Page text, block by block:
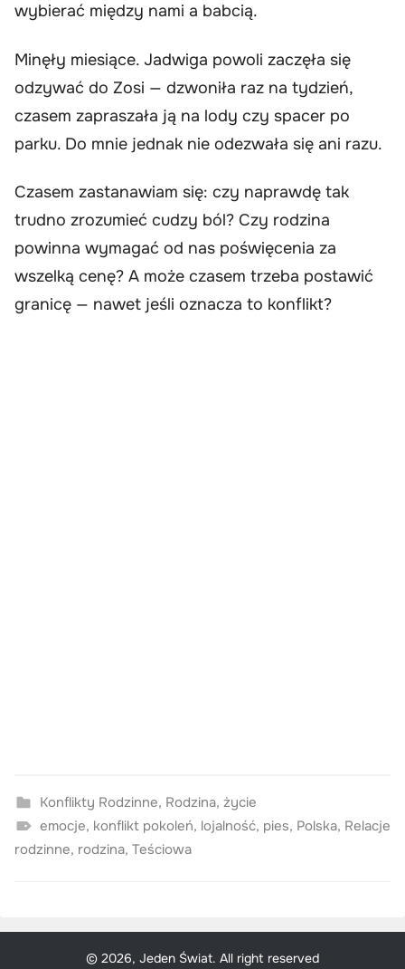
wybierać między nami a babcią.
Minęły miesiące. Jadwiga powoli zaczęła się
odzywać do Zosi — dzwoniła raz na tydzień,
czasem zapraszała ją na lody czy spacer po
parku. Do mnie jednak nie odezwała się ani razu.
Czasem zastanawiam się: czy naprawdę tak
trudno zrozumieć cudzy ból? Czy rodzina
powinna wymagać od nas poświęcenia za
wszelką cenę? A może czasem trzeba postawić
granicę — nawet jeśli oznacza to konflikt?
Konflikty Rodzinne, Rodzina, życie
emocje, konflikt pokoleń, lojalność, pies, Polska, Relacje
rodzinne, rodzina, Teściowa
© 2026, Jeden Świat. All right reserved